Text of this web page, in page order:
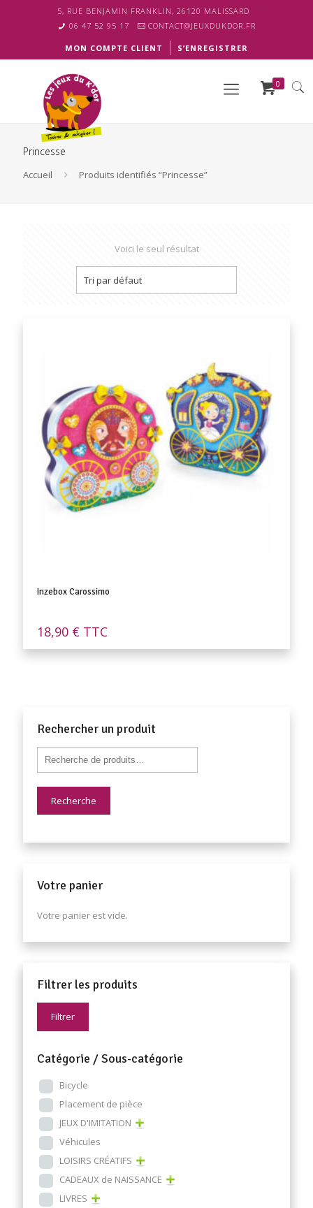
5, RUE BENJAMIN FRANKLIN, 26120 MALISSARD
06 47 52 95 17
CONTACT@JEUXDUKDOR.FR
MON COMPTE CLIENT S’ENREGISTRER
0
Princesse
Accueil Produits identifiés “Princesse”
Voici le seul résultat
Inzebox Carossimo
18,90 € TTC
Rechercher un produit
Recherche
Votre panier
Votre panier est vide.
Filtrer les produits
Filtrer
Catégorie / Sous-catégorie
Bicycle
Placement de pièce
JEUX D'IMITATION
Véhicules
LOISIRS CRÉATIFS
CADEAUX de NAISSANCE
LIVRES